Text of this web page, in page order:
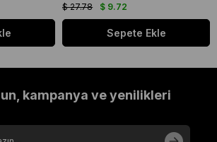
$ 9.72
$ 27.78
Sepete Ekle
kampanya ve yenilikleri